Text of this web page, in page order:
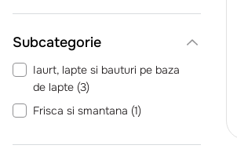
Iaurt, lapte si bauturi pe baza
de lapte (3)
Frisca si smantana (1)